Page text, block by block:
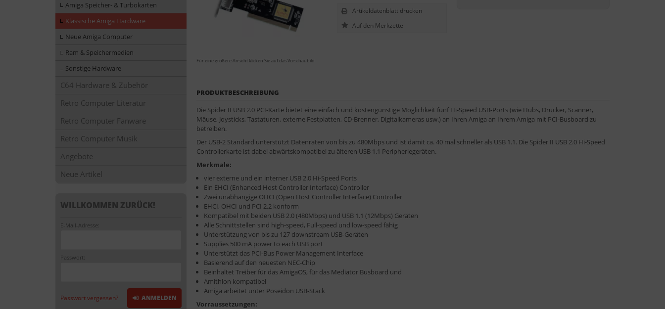
Für eine größere Ansicht klicken Sie auf das Vorschaubild
Artikeldatenblatt drucken
PRODUKTBESCHREIBUNG
Die Spider II USB 2.0 PCI-Karte bietet eine einfach und kostengünstige Möglichkeit fünf Hi-Speed USB-Ports (wie Hubs, Drucker, Scanner,
Mäuse, Joysticks, Tastaturen, externe Festplatten, CD-Brenner, Digitalkameras usw.) an Ihren Amiga an Ihrem Amiga mit PCI-Busboard zu
betreiben.
Der USB-2 Standard unterstützt Datenraten von bis zu 480Mbps und ist damit ca. 40 mal schneller als USB 1.1. Die Spider II USB 2.0 Hi-Speed
Controllerkarte ist dabei abwärtskompatibel zu älteren USB 1.1 Peripheriegeräten.
Merkmale:
vier externe und ein interner USB 2.0 Hi-Speed Ports
Ein EHCI (Enhanced Host Controller Interface) Controller
Zwei unabhängige OHCI (Open Host Controller Interface) Controller
EHCI, OHCI und PCI 2.2 konform
Kompatibel mit beiden USB 2.0 (480Mbps) und USB 1.1 (12Mbps) Geräten
Alle Schnittstellen sind high-speed, Full-speed und low-speed fähig
Unterstützung von bis zu 127 downstream USB-Geräten
Supplies 500 mA power to each USB port
Unterstützt das PCI-Bus Power Management Interface
Basierend auf den neuesten NEC-Chip
Beinhaltet Treiber für das AmigaOS, für das Mediator Busboard und
Amithlon kompatibel
Amiga arbeitet unter Poseidon USB-Stack
Vorraussetzungen:
Amiga Speicher- & Turbokarten
Klassische Amiga Hardware
Neue Amiga Computer
Ram & Speichermedien
Sonstige Hardware
C64 Hardware & Zubehör
Retro Computer Literatur
Retro Computer Fanware
Retro Computer Musik
Angebote
Neue Artikel
WILLKOMMEN ZURÜCK!
E-Mail-Adresse:
Passwort:
Passwort vergessen? ANMELDEN